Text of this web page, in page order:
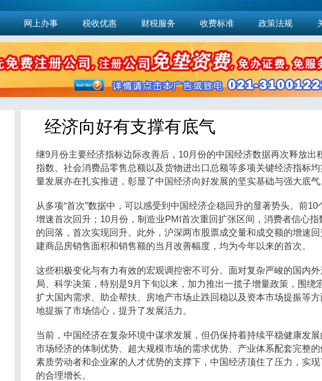
网上办事 税收优惠 财税服务 收费标准 政策法规
经济向好有支撑有底气
继9月份主要经济指标边际改善后，10月份的中国经济数据再次释放出
指数、社会消费品零售总额以及货物进出口总额等多项关键经济指标
量发展亦在扎实推进，彰显了中国经济向好发展的坚实基础与强大底气
从多项“首次”数据中，可以感受到中国经济企稳回升的显著势头。前
增速首次回升；10月份，制造业PMI首次重回扩张区间，消费者信心指
的回落，首次实现回升。此外，沪深两市股票成交量和成交额的增速
建商品房销售面积和销售额的当月改善幅度，均为今年以来的首次。
这些积极变化与有力有效的宏观调控密不可分。面对复杂严峻的国内
局、科学决策，特别是9月下旬以来，加力推出一揽子增量政策，围绕
扩大国内需求、助企帮扶、房地产市场止跌回稳以及资本市场提振等方
地提振了市场信心，提升了发展活力。
当前，中国经济在复杂环境中谋求发展，但仍保持着持续平稳健康发
市场经济的体制优势、超大规模市场的需求优势、产业体系配套完整
素质劳动者和企业家的人才优势的支撑下，中国经济顶住了压力，实
的合理增长。